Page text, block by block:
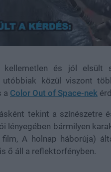
és jól elsült
közül viszont
a Color Out of Space-nek
tekint a színészetre
lényegében bármilyen
A holnap háborúja)
ő áll a reflektorfényben.